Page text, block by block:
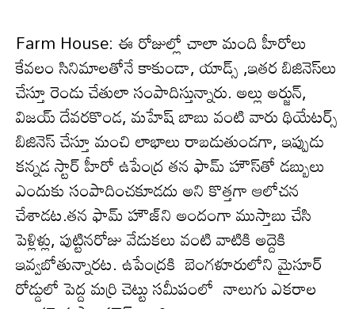
Farm House: ఈ రోజుల్లో చాలా మంది హీరోలు
కేవ‌లం సినిమాల‌తోనే కాకుండా, యాడ్స్ ,ఇత‌ర బిజినెస్‌లు
చేస్తూ రెండు చేతులా సంపాదిస్తున్నారు. అల్లు అర్జున్,
విజ‌య్ దేవ‌ర‌కొండ‌, మ‌హేష్ బాబు వంటి వారు థియేట‌ర్స్
బిజినెస్ చేస్తూ మంచి లాభాలు రాబ‌డుతుండ‌గా, ఇప్పుడు
క‌న్న‌డ స్టార్ హీరో ఉపేంద్ర తన ఫామ్ హౌస్‌తో డ‌బ్బులు
ఎందుకు సంపాదించ‌కూడ‌దు అని కొత్త‌గా ఆలోచన
చేశాడ‌ట.త‌న ఫామ్ హౌజ్‌ని అందంగా ముస్తాబు చేసి
పెళ్లిళ్లు, పుట్టిన‌రోజు వేడుక‌లు వంటి వాటికి అద్దెకి
ఇవ్వ‌బోతున్నార‌ట‌. ఉపేంద్ర‌కి బెంగళూరులోని మైసూర్
రోడ్డులో పెద్ద మర్రి చెట్టు సమీపంలో నాలుగు ఎకరాల